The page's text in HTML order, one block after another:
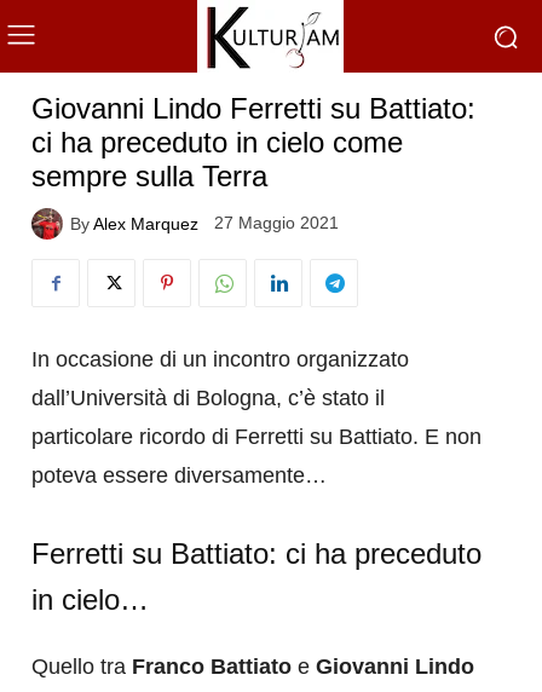
Giovanni Lindo Ferretti su Battiato:
ci ha preceduto in cielo come
sempre sulla Terra
ByAlex Marquez 27 Maggio 2021
In occasione di un incontro organizzato
dall’Università di Bologna, c’è stato il
particolare ricordo di Ferretti su Battiato. E non
poteva essere diversamente…
Ferretti su Battiato: ci ha preceduto
in cielo…
Quello tra Franco Battiato e Giovanni Lindo